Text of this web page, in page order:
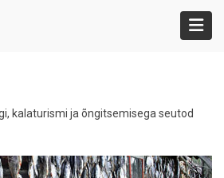
kalaturismi ja õngitsemisega seutod